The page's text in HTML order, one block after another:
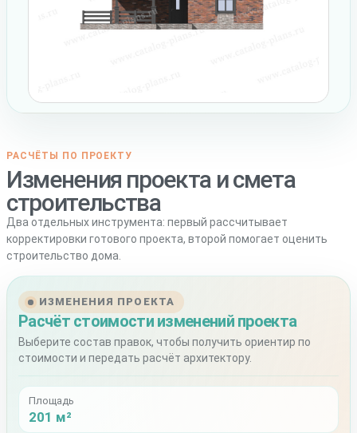
РАСЧЁТЫ ПО ПРОЕКТУ
Изменения проекта и смета
строительства
Два отдельных инструмента: первый рассчитывает
корректировки готового проекта, второй помогает оценить
строительство дома.
ИЗМЕНЕНИЯ ПРОЕКТА
Расчёт стоимости изменений проекта
Выберите состав правок, чтобы получить ориентир по
стоимости и передать расчёт архитектору.
Площадь
201 м²